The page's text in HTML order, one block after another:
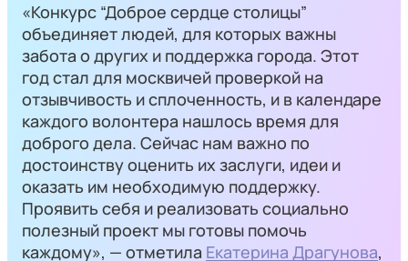
«Конкурс “Доброе сердце столицы”
объединяет людей, для которых важны
забота о других и поддержка города. Этот
год стал для москвичей проверкой на
отзывчивость и сплоченность, и в календаре
каждого волонтера нашлось время для
доброго дела. Сейчас нам важно по
достоинству оценить их заслуги, идеи и
оказать им необходимую поддержку.
Проявить себя и реализовать социально
полезный проект мы готовы помочь
каждому», — отметила Екатерина Драгунова,